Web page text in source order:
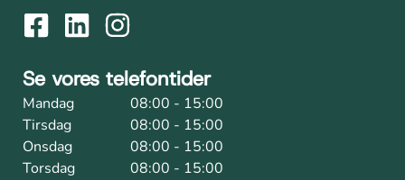
Se vores telefontider
Mandag
08:00 - 15:00
Tirsdag
08:00 - 15:00
Onsdag
08:00 - 15:00
Torsdag
08:00 - 15:00